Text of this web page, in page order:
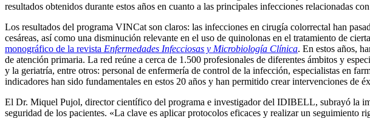
resultados obtenidos durante estos años en cuanto a las principales infecciones relacionadas
Los resultados del programa VINCat son claros: las infecciones en cirugía colorrectal han
cesáreas, así como una disminución relevante en el uso de quinolonas en el tratamiento de
monográfico de la revista Enfermedades Infecciosas y Microbiología Clínica. En estos años,
de atención primaria. La red reúne a cerca de 1.500 profesionales de diferentes ámbitos y
y la geriatría, entre otros: personal de enfermería de control de la infección, especialistas en
indicadores han sido fundamentales en estos 20 años y han permitido crear intervenciones de
El Dr. Miquel Pujol, director científico del programa e investigador del IDIBELL, subrayó la
seguridad de los pacientes. «La clave es aplicar protocolos eficaces y realizar un seguimiento